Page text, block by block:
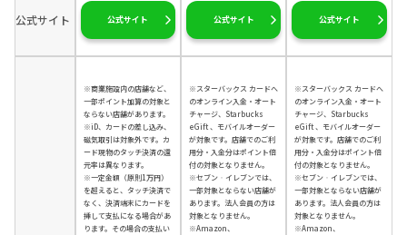
公式サイト 公式サイト 公式サイト 公式サイト
※商業施設内の店舗など、
一部ポイント加算の対象と
ならない店舗があります。
※iD、カードの差し込み、
磁気取引は対象外です。カ
ード現物のタッチ決済の還
元率は異なります。
※一定金額（原則1万円）
を超えると、タッチ決済で
なく、決済端末にカードを
挿して支払になる場合があ
ります。その場合の支払い
※スターバックス カードへ
のオンライン入金・オート
チャージ、Starbucks
eGift 、モバイルオーダー
が対象です。店舗でのご利
用分・入金分はポイント倍
付の対象となりません。
※セブン‐イレブンでは、
一部対象とならない店舗が
あります。法人会員の方は
対象となりません。
※Amazon、
※スターバックス カードへ
のオンライン入金・オート
チャージ、Starbucks
eGift 、モバイルオーダー
が対象です。店舗でのご利
用分・入金分はポイント倍
付の対象となりません。
※セブン‐イレブンでは、
一部対象とならない店舗が
あります。法人会員の方は
対象となりません。
※Amazon、